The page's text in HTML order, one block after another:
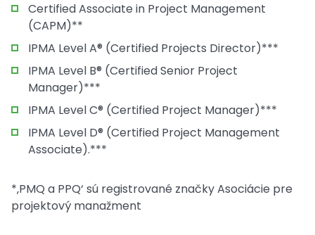
Certified Associate in Project Management
(CAPM)**
IPMA Level A® (Certified Projects Director)***
IPMA Level B® (Certified Senior Project
Manager)***
IPMA Level C® (Certified Project Manager)***
IPMA Level D® (Certified Project Management
Associate).***
*‚PMQ a PPQ‘ sú registrované značky Asociácie pre
projektový manažment